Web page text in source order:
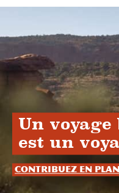
Un
est un
Contribuez en